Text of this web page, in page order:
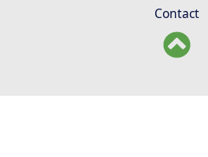
Contact